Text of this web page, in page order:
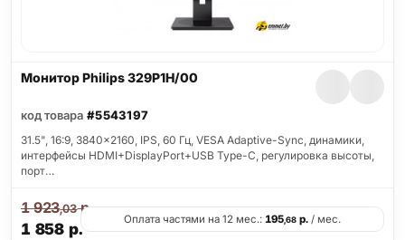
Монитор Philips 329P1H/00
код товара #5543197
31.5", 16:9, 3840x2160, IPS, 60 Гц, VESA Adaptive-Sync, динамики,
интерфейсы HDMI+DisplayPort+USB Type-C, регулировка высоты,
порт…
1 858 р.
1 923,03р.
Оплата частями на 12 мес.: 195,68 р. / мес.